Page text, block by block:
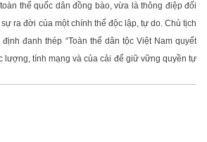
thể quốc dân đồng bào, vừa là thông điệp đối
ra đời của một chính thể độc lập, tự do. Chủ tịch
đanh thép “Toàn thể dân tộc Việt Nam quyết
lượng, tính mạng và của cải để giữ vững quyền tự